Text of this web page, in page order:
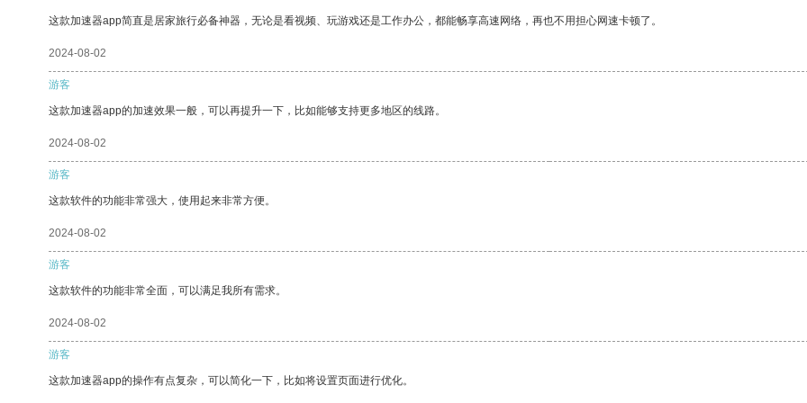
这款加速器app简直是居家旅行必备神器，无论是看视频、玩游戏还是工作办公，都能畅享高速网络，再也不用担心网速卡顿了。
2024-08-02
游客
这款加速器app的加速效果一般，可以再提升一下，比如能够支持更多地区的线路。
2024-08-02
游客
这款软件的功能非常强大，使用起来非常方便。
2024-08-02
游客
这款软件的功能非常全面，可以满足我所有需求。
2024-08-02
游客
这款加速器app的操作有点复杂，可以简化一下，比如将设置页面进行优化。